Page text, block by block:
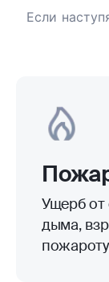
Если
Ущерб от
дыма,